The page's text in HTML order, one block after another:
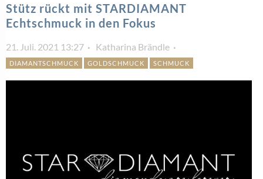
Stütz rückt mit STARDIAMANT
Echtschmuck in den Fokus
21. Juli. 2021 13:27 Katharina Brändle
DIAMANTSCHMUCK GOLDSCHMUCK SCHMUCK